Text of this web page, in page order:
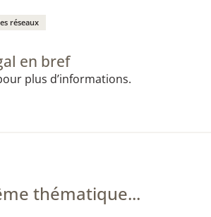
réseaux
en bref
plus d’informations.
thématique...